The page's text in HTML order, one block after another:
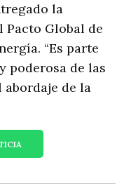
la
Global de
“Es parte
poderosa de las
de la